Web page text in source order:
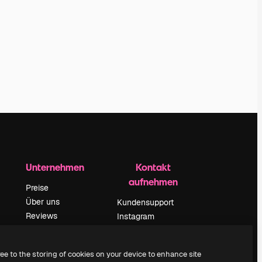
Unternehmen
Preise
Über uns
Reviews
Blog
Kontakt
aufnehmen
Kundensupport
Instagram
TikTok
to the storing of cookies on your device to enhance site